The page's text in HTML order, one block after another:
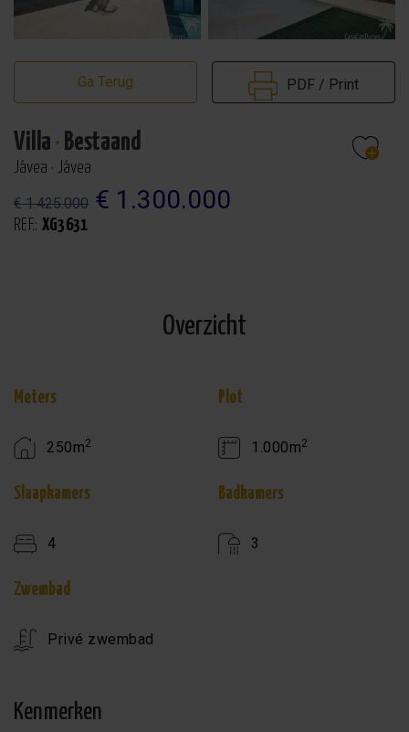
Ga Terug PDF / Print
Villa · Bestaand
Jávea · Jávea
€ 1.425.000 € 1.300.000
REF.: XG3631
Overzicht
Meters
250m2
Plot
1.000m2
Slaapkamers
4
Badkamers
3
Zwembad
Privé zwembad
Kenmerken